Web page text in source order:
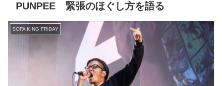
PUNPEE 緊張のほぐし方を語る
SOFA KING FRIDAY